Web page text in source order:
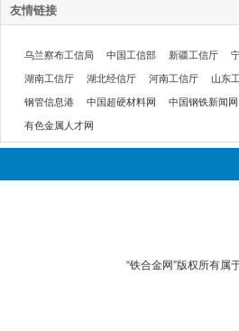
友情链接
乌兰察布工信局 中国工信部 新疆工信厅
湖南工信厅 湖北经信厅 河南工信厅 山东
钢管信息港 中国超硬材料网 中国钢铁新闻网
有色金属人才网
“铁合金网”版权所有属